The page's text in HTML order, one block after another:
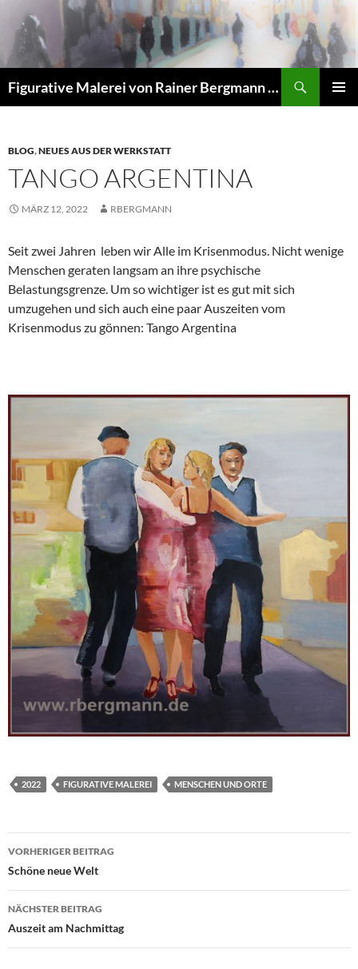
Inhalt
springen
Figurative Malerei von Rainer Bergmann M.A.
BLOG,NEUES AUS DER WERKSTATT
TANGO ARGENTINA
MÄRZ 12, 2022 RBERGMANN
Seit zwei Jahren leben wir Alle im Krisenmodus. Nicht wenige
Menschen geraten langsam an ihre psychische
Belastungsgrenze. Um so wichtiger ist es gut mit sich
umzugehen und sich auch eine paar Auszeiten vom
Krisenmodus zu gönnen: Tango Argentina
2022 FIGURATIVE MALEREI MENSCHEN UND ORTE
Beitragsnavigation
VORHERIGER BEITRAG
Schöne neue Welt
NÄCHSTER BEITRAG
Auszeit am Nachmittag